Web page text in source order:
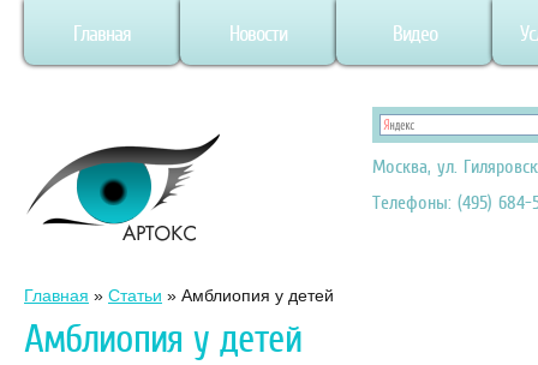
Главная Новости Видео
Москва, ул.
Телефоны: (495) 684-
Главная » Статьи » Амблиопия у детей
Амблиопия у детей